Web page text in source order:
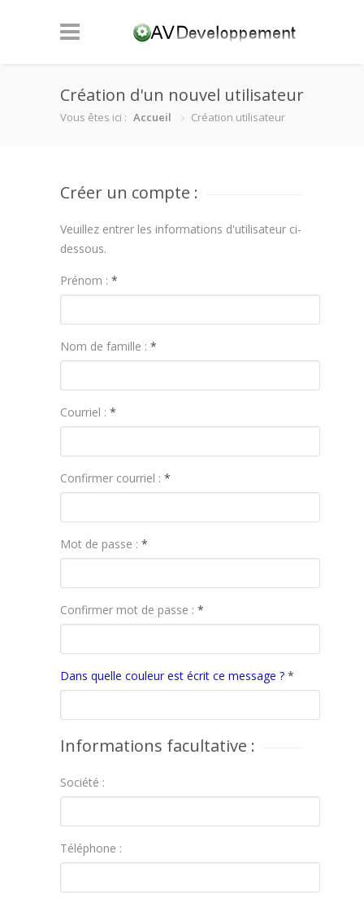
Création d'un nouvel utilisateur
Vous êtes ici : Accueil Création utilisateur
Créer un compte :
Veuillez entrer les informations d'utilisateur ci-
dessous.
Prénom : *
Nom de famille : *
Courriel : *
Confirmer courriel : *
Mot de passe : *
Confirmer mot de passe : *
Dans quelle couleur est écrit ce message ? *
Informations facultative :
Société :
Téléphone :